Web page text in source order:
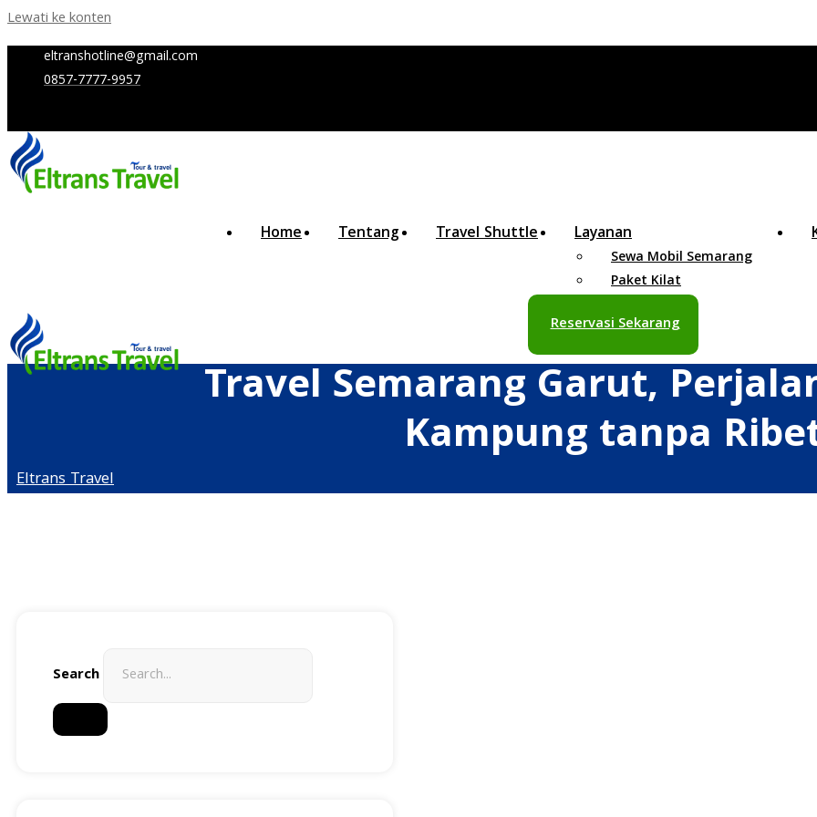
Lewati ke konten
eltranshotline@gmail.com
0857-7777-9957
Home Tentang Travel Shuttle Layanan
Sewa Mobil Semarang
Paket Kilat
Reservasi Sekarang
Travel Semarang Garut,
Kampung tanpa
Eltrans Travel
Search